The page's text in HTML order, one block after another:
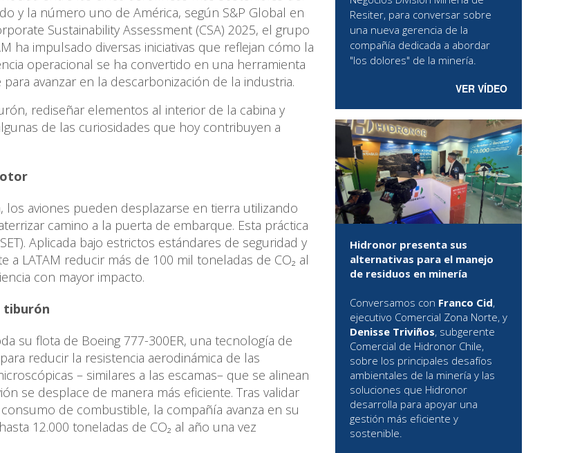
y la número uno de América, según S&P Global en
Sustainability Assessment (CSA) 2025, el grupo
ha impulsado diversas iniciativas que reflejan cómo la
operacional se ha convertido en una herramienta
para avanzar en la descarbonización de la industria.
rediseñar elementos al interior de la cabina y
de las curiosidades que hoy contribuyen a
aviones pueden desplazarse en tierra utilizando
camino a la puerta de embarque. Esta práctica
Aplicada bajo estrictos estándares de seguridad y
LATAM reducir más de 100 mil toneladas de CO₂ al
con mayor impacto.
tiburón
su flota de Boeing 777-300ER, una tecnología de
reducir la resistencia aerodinámica de las
– similares a las escamas– que se alinean
se desplace de manera más eficiente. Tras validar
de combustible, la compañía avanza en su
12.000 toneladas de CO₂ al año una vez
Resiter, para conversar sobre
una nueva gerencia de la
compañía dedicada a abordar
"los dolores" de la minería.
VER VÍDEO
Hidronor presenta sus
alternativas para el manejo
de residuos en minería
Conversamos con Franco Cid,
ejecutivo Comercial Zona Norte, y
Denisse Triviños, subgerente
Comercial de Hidronor Chile,
sobre los principales desafíos
ambientales de la minería y las
soluciones que Hidronor
desarrolla para apoyar una
gestión más eficiente y
sostenible.